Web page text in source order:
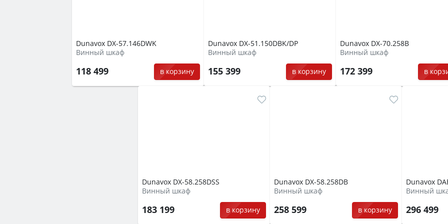
Dunavox DX-57.146DWK
Винный шкаф
118 499 в корзину
Dunavox DX-51.150DBK/DP
Винный шкаф
155 399 в корзину
Dunavox DX-70.258B
Винный шкаф
172 399 в
Dunavox DX-58.258DSS
Винный шкаф
183 199 в корзину
Dunavox DX-58.258DB
Винный шкаф
258 599 в корзину
Dunavox
Винный
296 499